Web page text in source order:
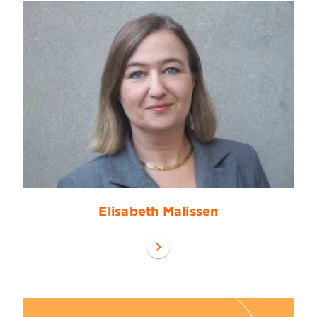
Elisabeth Malissen
chevron_right